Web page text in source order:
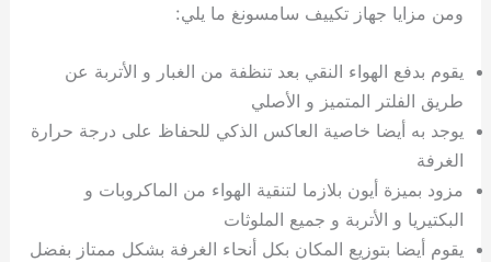
ومن مزايا جهاز تكييف سامسونغ ما يلي:
يقوم بدفع الهواء النقي بعد تنظفة من الغبار و الأتربة عن
طريق الفلتر المتميز و الأصلي
يوجد به أيضا خاصية العاكس الذكي للحفاظ على درجة حرارة
الغرفة
مزود بميزة أيون بلازما لتنقية الهواء من الماكروبات و
البكتيريا و الأتربة و جميع الملوثات
يقوم أيضا بتوزيع المكان بكل أنحاء الغرفة بشكل ممتاز بفضل